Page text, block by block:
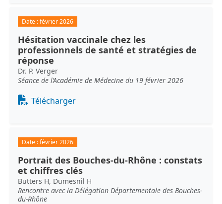
Date :février 2026
Hésitation vaccinale chez les
professionnels de santé et stratégies de
réponse
Dr. P. Verger
Séance de l’Académie de Médecine du 19 février 2026
Document
Télécharger
Date :février 2026
Portrait des Bouches-du-Rhône : constats
et chiffres clés
Butters H, Dumesnil H
Rencontre avec la Délégation Départementale des Bouches-
du-Rhône